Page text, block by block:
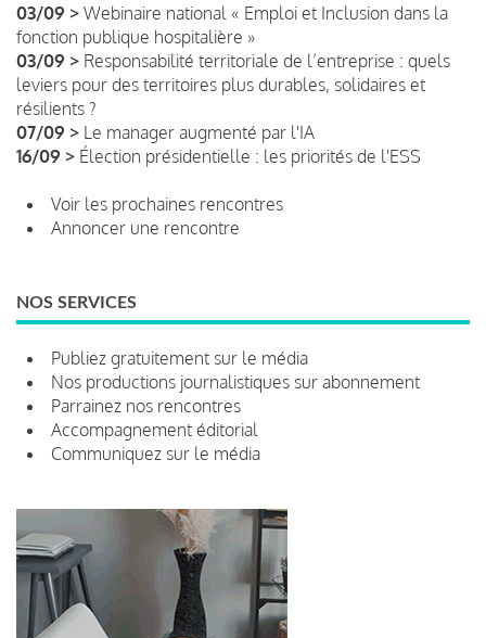
03/09 > Webinaire national « Emploi et Inclusion dans la
fonction publique hospitalière »
03/09 > Responsabilité territoriale de l’entreprise : quels
leviers pour des territoires plus durables, solidaires et
résilients ?
07/09 > Le manager augmenté par l'IA
16/09 > Élection présidentielle : les priorités de l'ESS
Voir les prochaines rencontres
Annoncer une rencontre
NOS SERVICES
Publiez gratuitement sur le média
Nos productions journalistiques sur abonnement
Parrainez nos rencontres
Accompagnement éditorial
Communiquez sur le média